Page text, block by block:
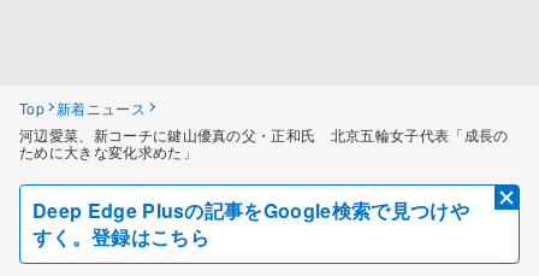
Top 新着ニュース
河辺愛菜、新コーチに鍵山優真の父・正和氏 北京五輪女子代表「成長の
ために大きな変化求めた」
Deep Edge Plusの記事をGoogle検索で見つけや
すく。登録はこちら